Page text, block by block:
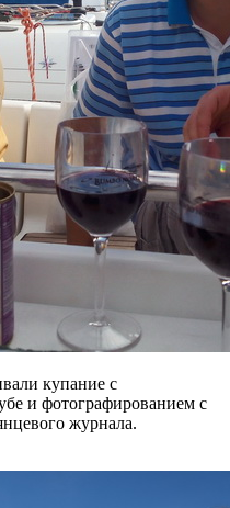
купание с
и фотографированием с
журнала.